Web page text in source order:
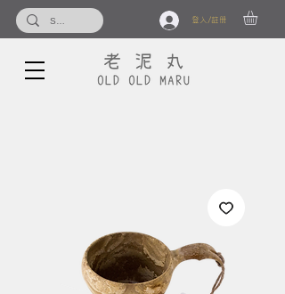
登入/註冊